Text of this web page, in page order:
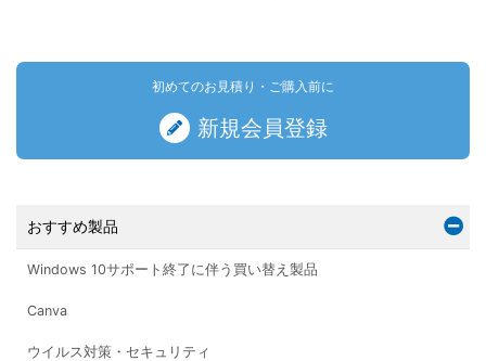
初めてのお見積り・ご購入前に
新規会員登録
おすすめ製品
Windows 10サポート終了に伴う買い替え製品
Canva
ウイルス対策・セキュリティ